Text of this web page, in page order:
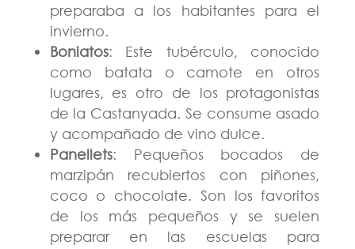
preparaba a los habitantes para el
invierno​.
Boniatos: Este tubérculo, conocido
como batata o camote en otros
lugares, es otro de los protagonistas
de la Castanyada. Se consume asado
y acompañado de vino dulce​.
Panellets: Pequeños bocados de
marzipán recubiertos con piñones,
coco o chocolate. Son los favoritos
de los más pequeños y se suelen
preparar en las escuelas para